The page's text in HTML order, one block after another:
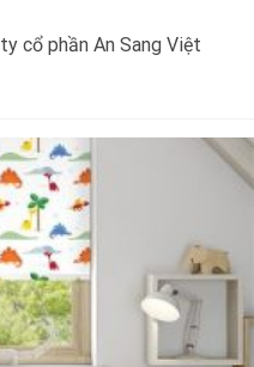
cổ phần An Sang Việt